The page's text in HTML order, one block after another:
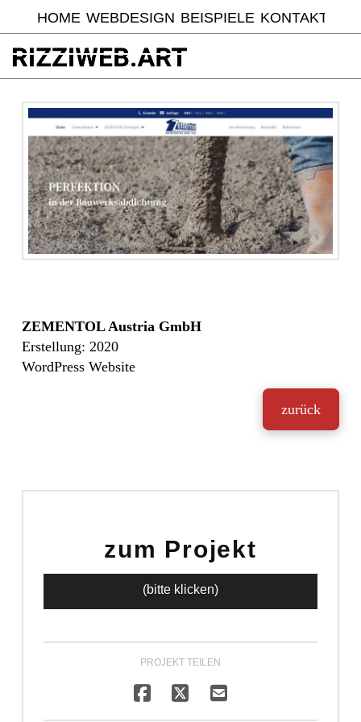
HOME WEBDESIGN BEISPIELE KONTAKT
ZEMENTOL Austria GmbH
Erstellung: 2020
WordPress Website
zurück
zum Projekt
(bitte klicken)
PROJEKT TEILEN